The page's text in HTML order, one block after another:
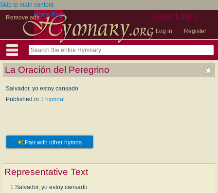
Skip to main content
Remove ads
User Links
Log in Register
Home Page
La Oración del Peregrino
Salvador, yo estoy cansado
Published in 1 hymnal
Pair with other hymns
Representative Text
1 Salvador, yo estoy cansado